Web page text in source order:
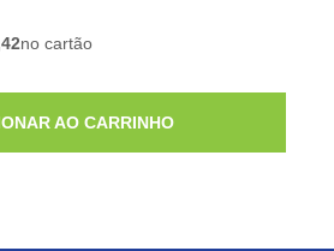
no cartão
AO CARRINHO